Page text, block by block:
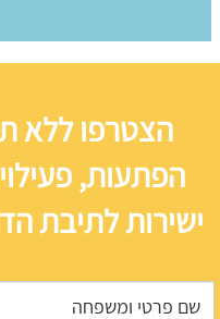
הצטרפו ללא
הפתעות,
ישירות לתיבת